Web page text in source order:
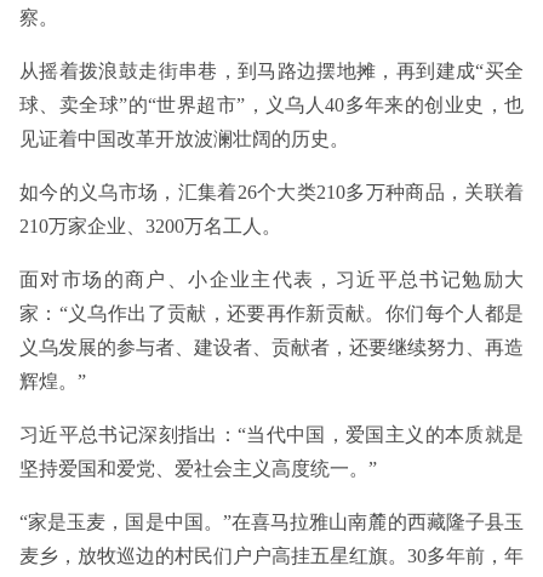
察。
从摇着拨浪鼓走街串巷，到马路边摆地摊，再到建成“买全
球、卖全球”的“世界超市”，义乌人40多年来的创业史，也
见证着中国改革开放波澜壮阔的历史。
如今的义乌市场，汇集着26个大类210多万种商品，关联着
210万家企业、3200万名工人。
面对市场的商户、小企业主代表，习近平总书记勉励大
家：“义乌作出了贡献，还要再作新贡献。你们每个人都是
义乌发展的参与者、建设者、贡献者，还要继续努力、再造
辉煌。”
习近平总书记深刻指出：“当代中国，爱国主义的本质就是
坚持爱国和爱党、爱社会主义高度统一。”
“家是玉麦，国是中国。”在喜马拉雅山南麓的西藏隆子县玉
麦乡，放牧巡边的村民们户户高挂五星红旗。30多年前，年